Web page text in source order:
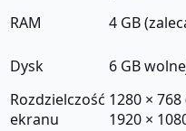
RAM
4 GB
Dysk
6 GB
Rozdzielczość
ekranu
1280 ×
1920 ×